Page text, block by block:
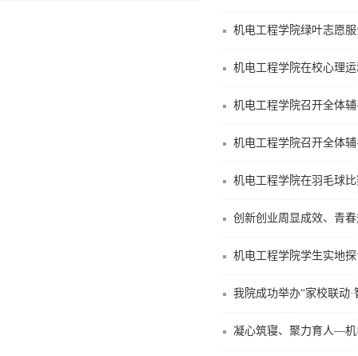
机电工程学院绿叶志愿
机电工程学院在校心理
机电工程学院召开全体
机电工程学院召开全体
机电工程学院在羽毛球
创新创业周显成效、青
机电工程学院学生实地
我院成功举办“家校联动
凝心筑寝、聚力育人—